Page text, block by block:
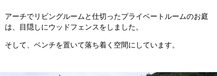
アーチでリビングルームと仕切ったプライベートルームのお庭
は、目隠しにウッドフェンスをしました。
そして、ベンチを置いて落ち着く空間にしています。